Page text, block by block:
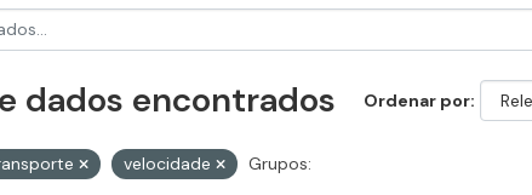
Ordenar por
dados encontrados
velocidade
Grupos: